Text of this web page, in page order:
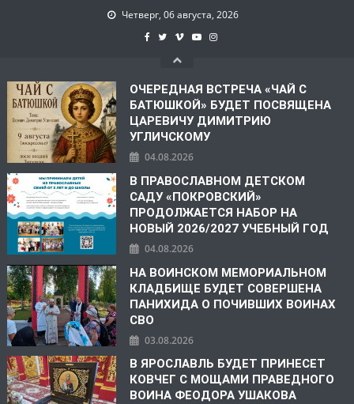
Четверг, 06 августа, 2026
ОЧЕРЕДНАЯ ВСТРЕЧА «ЧАЙ С
БАТЮШКОЙ» БУДЕТ ПОСВЯЩЕНА
ЦАРЕВИЧУ ДИМИТРИЮ
УГЛИЧСКОМУ
04.08.2026
В ПРАВОСЛАВНОМ ДЕТСКОМ
САДУ «ПОКРОВСКИЙ»
ПРОДОЛЖАЕТСЯ НАБОР НА
НОВЫЙ 2026/2027 УЧЕБНЫЙ ГОД
04.08.2026
НА ВОИНСКОМ МЕМОРИАЛЬНОМ
КЛАДБИЩЕ БУДЕТ СОВЕРШЕНА
ПАНИХИДА О ПОЧИВШИХ ВОИНАХ
СВО
03.08.2026
В ЯРОСЛАВЛЬ БУДЕТ ПРИНЕСЕТ
КОВЧЕГ С МОЩАМИ ПРАВЕДНОГО
ВОИНА ФЕОДОРА УШАКОВА